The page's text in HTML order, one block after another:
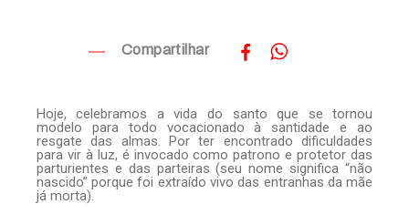
Compartilhar
Hoje, celebramos a vida do santo que se tornou
modelo para todo vocacionado à santidade e ao
resgate das almas. Por ter encontrado dificuldades
para vir à luz, é invocado como patrono e protetor das
parturientes e das parteiras (seu nome significa “não
nascido” porque foi extraído vivo das entranhas da mãe
já morta).